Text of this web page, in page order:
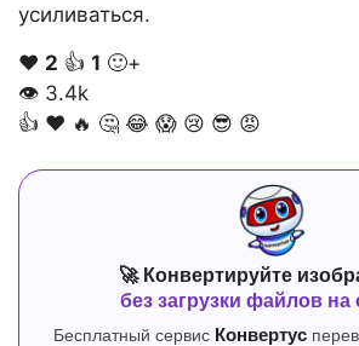
усиливаться.
❤️ 2 👍 1 🙂+
👁 3.4k
👍 ❤️ 🔥 🤔 😂 😱 😢 😎 😡
🚀 Конвертируйте
без загрузки файлов на
Бесплатный сервис Конвертус